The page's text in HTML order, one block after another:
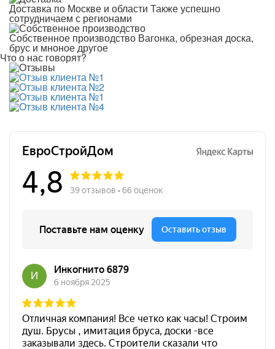
Доставка по Москве и области Также успешно
сотрудничаем с регионами
Собственное производство Вагонка, обрезная доска,
брус и мноное другое
Что о нас говорят?